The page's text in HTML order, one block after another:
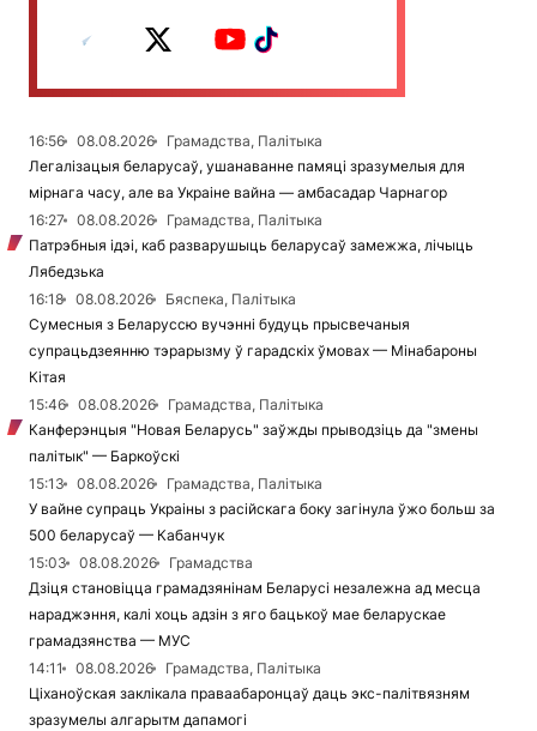
16:56 08.08.2026
Грамадства, Палітыка
Легалізацыя беларусаў, ушанаванне памяці зразумелыя для
мірнага часу, але ва Украіне вайна — амбасадар Чарнагор
16:27
08.08.2026
Грамадства, Палітыка
Патрэбныя ідэі, каб разварушыць беларусаў замежжа, лічыць
Лябедзька
16:18
08.08.2026
Бяспека, Палітыка
Сумесныя з Беларуссю вучэнні будуць прысвечаныя
супрацьдзеянню тэрарызму ў гарадскіх ўмовах — Мінабароны
Кітая
15:46
08.08.2026
Грамадства, Палітыка
Канферэнцыя "Новая Беларусь" заўжды прыводзіць да "змены
палітык" — Баркоўскі
15:13
08.08.2026
Грамадства, Палітыка
У вайне супраць Украіны з расійскага боку загінула ўжо больш за
500 беларусаў — Кабанчук
15:03
08.08.2026
Грамадства
Дзіця становіцца грамадзянінам Беларусі незалежна ад месца
нараджэння, калі хоць адзін з яго бацькоў мае беларускае
грамадзянства — МУС
14:11
08.08.2026
Грамадства, Палітыка
Ціханоўская заклікала праваабаронцаў даць экс-палітвязням
зразумелы алгарытм дапамогі